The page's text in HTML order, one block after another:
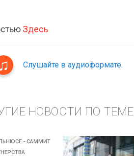
Здесь
Слушайте в аудиоформате.
НОВОСТИ ПО ТЕМЕ
- САММИТ